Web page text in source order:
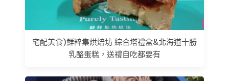
宅配美食)鮮粹集烘焙坊 綜合塔禮盒&北海道十勝
乳酪蛋糕，送禮自吃都要有